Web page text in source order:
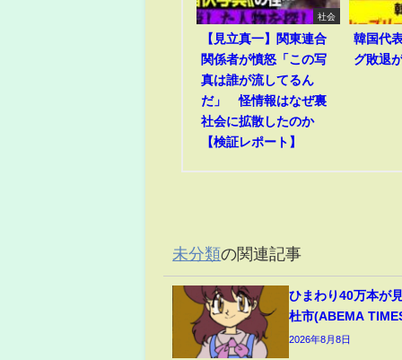
社会
【見立真一】関東連合
関係者が憤怒「この写
真は誰が流してるん
だ」 怪情報はなぜ裏
社会に拡散したのか
【検証レポート】
韓国代
グ敗退
未分類の関連記事
ひまわり40万本が
杜市(ABEMA
2026年8月8日